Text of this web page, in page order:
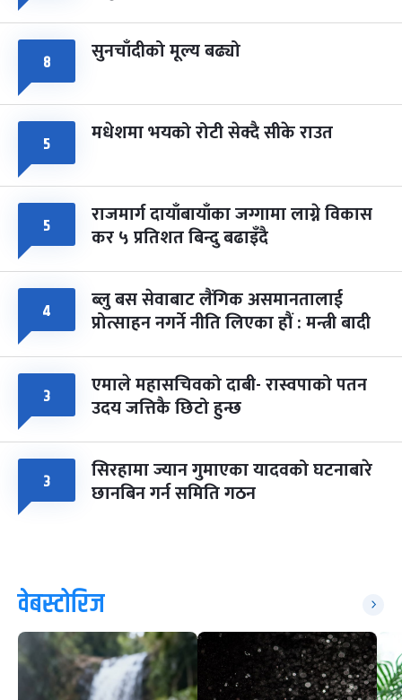
८ सुनचाँदीको मूल्य बढ्यो
५ मधेशमा भयको रोटी सेक्दै सीके राउत
५ राजमार्ग दायाँबायाँका जग्गामा लाग्ने विकास
कर ५ प्रतिशत बिन्दु बढाइँदै
४ ब्लु बस सेवाबाट लैंगिक असमानतालाई
प्रोत्साहन नगर्ने नीति लिएका हौं : मन्त्री बादी
३ एमाले महासचिवको दाबी- रास्वपाको पतन
उदय जत्तिकै छिटो हुन्छ
३ सिरहामा ज्यान गुमाएका यादवको घटनाबारे
छानबिन गर्न समिति गठन
वेबस्टोरिज